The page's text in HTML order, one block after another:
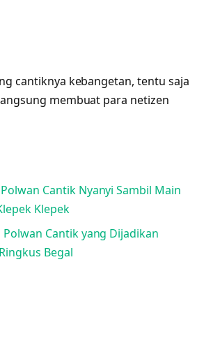
cantiknya kebangetan, tentu saja
membuat para netizen
Cantik Nyanyi Sambil Main
Klepek
Cantik yang Dijadikan
Begal